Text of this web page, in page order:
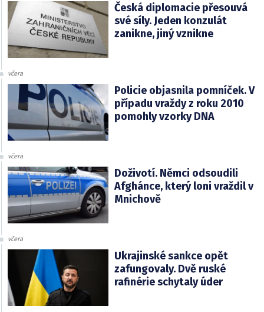
Česká diplomacie přesouvá
své síly. Jeden konzulát
zanikne, jiný vznikne
včera
Policie objasnila pomníček. V
případu vraždy z roku 2010
pomohly vzorky DNA
včera
Doživotí. Němci odsoudili
Afghánce, který loni vraždil v
Mnichově
včera
Ukrajinské sankce opět
zafungovaly. Dvě ruské
rafinérie schytaly úder